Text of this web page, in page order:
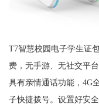
T7智慧校园电子学生证
费，无手游、无社交平
具有亲情通话功能，4G
子快捷拨号。设置好安